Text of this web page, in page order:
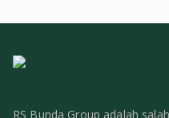
RS Bunda Group adalah